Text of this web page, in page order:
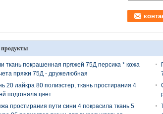
продукты
ткань покрашенная пряжей 75Д персика * кожа
пряжи 75Д - дружелюбная
20 лайкра 80 полиэстер, ткань простирания 4
подгоняла цвет
простирания пути сини 4 покрасила ткань 5